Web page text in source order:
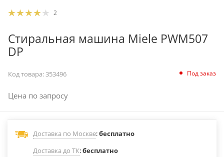
2
Стиральная машина Miele PWM507
DP
Код товара:353496 Под заказ
Цена по запросу
Доставка по Москве:бесплатно
Доставка до ТК:бесплатно